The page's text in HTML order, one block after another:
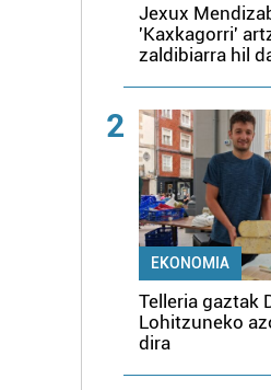
Jexux
'Kaxkagorri'
zaldibiarra hil
2
EKONOMIA
Telleria gaztak
Lohitzuneko
dira